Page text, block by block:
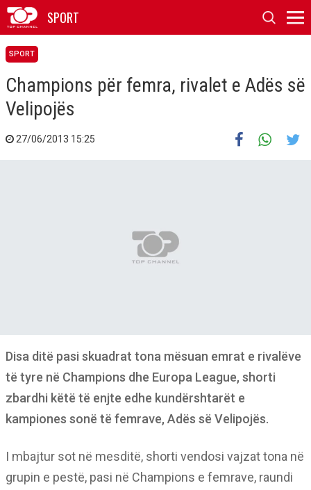
SPORT
SPORT
Champions për femra, rivalet e Adës së
Velipojës
27/06/2013 15:25
Disa ditë pasi skuadrat tona mësuan emrat e rivalëve
të tyre në Champions dhe Europa League, shorti
zbardhi këtë të enjte edhe kundërshtarët e
kampiones sonë të femrave, Adës së Velipojës.
I mbajtur sot në mesditë, shorti vendosi vajzat tona në
grupin e pestë, pasi në Champions e femrave, raundi